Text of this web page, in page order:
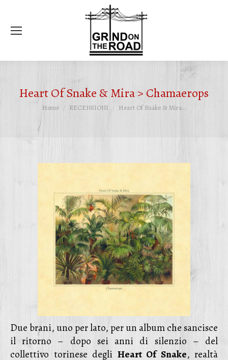
Heart Of Snake & Mira > Chamaerops
Tu sei qui:
Home RECENSIONI Heart Of Snake & Mira…
Due brani, uno per lato, per un album che sancisce
il ritorno – dopo sei anni di silenzio – del
collettivo torinese degli Heart Of Snake, realtà